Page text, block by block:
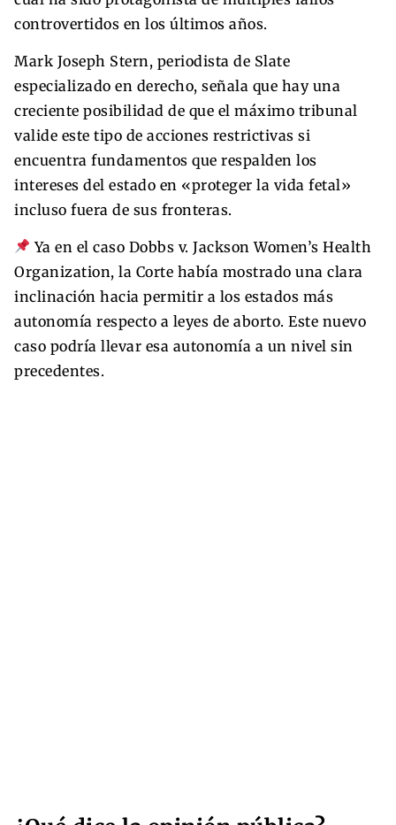
controvertidos en los últimos años.
Mark Joseph Stern, periodista de Slate
especializado en derecho, señala que hay una
creciente posibilidad de que el máximo tribunal
valide este tipo de acciones restrictivas si
encuentra fundamentos que respalden los
intereses del estado en «proteger la vida fetal»
incluso fuera de sus fronteras.
Ya en el caso Dobbs v. Jackson Women’s Health
Organization, la Corte había mostrado una clara
inclinación hacia permitir a los estados más
autonomía respecto a leyes de aborto. Este nuevo
caso podría llevar esa autonomía a un nivel sin
precedentes.